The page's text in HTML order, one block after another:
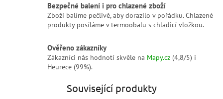
Bezpečné balení i pro chlazené zboží
Zboží balíme pečlivě, aby dorazilo v pořádku. Chlazené
produkty posíláme v termoobalu s chladicí vložkou.
Ověřeno zákazníky
Zákazníci nás hodnotí skvěle na Mapy.cz (4,8/5) i
Heurece (99%).
Související produkty